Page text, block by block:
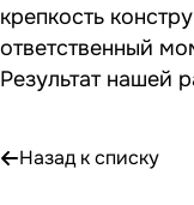
крепкость
ответственный
Результат нашей
Назад к списку